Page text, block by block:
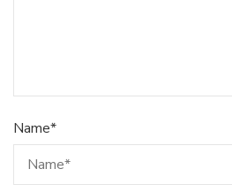
Name*